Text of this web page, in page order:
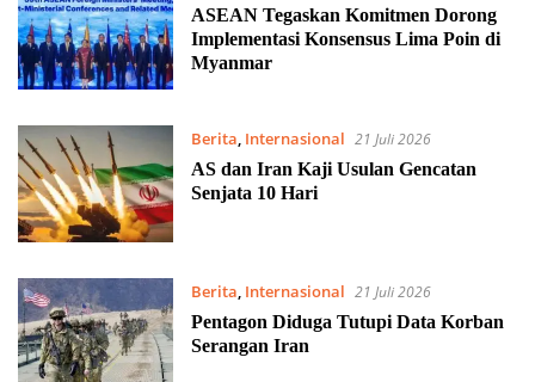
ASEAN Tegaskan Komitmen Dorong
Implementasi Konsensus Lima Poin di
Myanmar
Berita, Internasional 21 Juli 2026
AS dan Iran Kaji Usulan Gencatan
Senjata 10 Hari
Berita, Internasional 21 Juli 2026
Pentagon Diduga Tutupi Data Korban
Serangan Iran